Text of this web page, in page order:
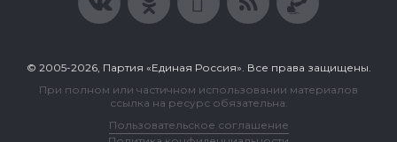
© 2005-2026, Партия «Единая Россия». Все права защищены.
При полном или частичном использовании материалов
ссылка на ресурс обязательна.
Пользовательское соглашение